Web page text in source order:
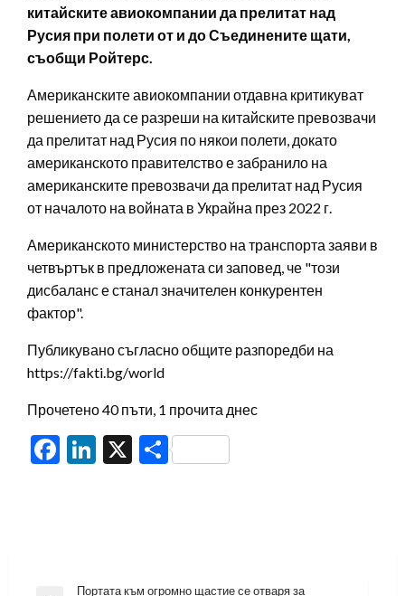
китайските авиокомпании да прелитат над
Русия при полети от и до Съединените щати,
съобщи Ройтерс.
Американските авиокомпании отдавна критикуват
решението да се разреши на китайските превозвачи
да прелитат над Русия по някои полети, докато
американското правителство е забранило на
американските превозвачи да прелитат над Русия
от началото на войната в Украйна през 2022 г.
Американското министерство на транспорта заяви в
четвъртък в предложената си заповед, че "този
дисбаланс е станал значителен конкурентен
фактор".
Публикувано съгласно общите разпоредби на
https://fakti.bg/world
Прочетено 40 пъти, 1 прочита днес
Facebook
LinkedIn
X Share
Портата към огромно щастие се отваря за